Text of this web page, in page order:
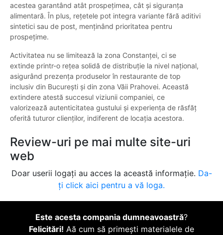
acestea garantând atât prospețimea, cât și siguranța
alimentară. În plus, rețetele pot integra variante fără aditivi
sintetici sau de post, menținând prioritatea pentru
prospețime.
Activitatea nu se limitează la zona Constanței, ci se
extinde printr-o rețea solidă de distribuție la nivel național,
asigurând prezența produselor în restaurante de top
inclusiv din București și din zona Văii Prahovei. Această
extindere atestă succesul viziunii companiei, ce
valorizează autenticitatea gustului și experiența de răsfăț
oferită tuturor clienților, indiferent de locația acestora.
Review-uri pe mai multe site-uri
web
Doar userii logați au acces la această informație. Da-
ți click aici pentru a vă loga.
Este acesta compania dumneavoastră?
Felicitări! Aă cum să primești materialele de